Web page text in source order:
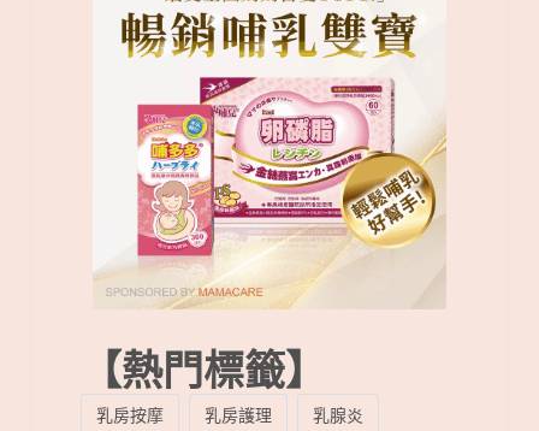
【熱門標籤】
乳房按摩 乳房護理
乳腺炎